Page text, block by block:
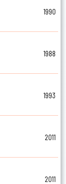
1990
1988
1993
2011
2011